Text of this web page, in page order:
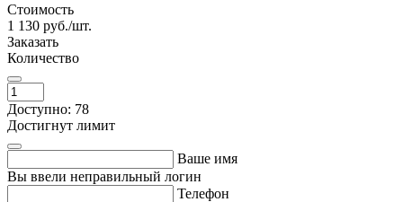
Стоимость
1 130 руб./шт.
Заказать
Количество
Доступно: 78
Достигнут лимит
Ваше имя
Вы ввели неправильный логин
Телефон